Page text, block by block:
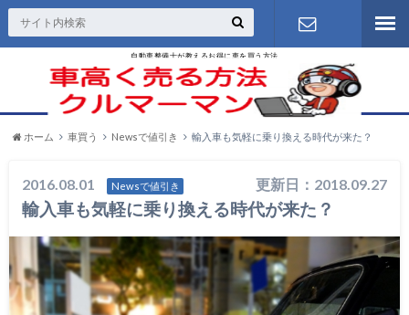
自動車整備士が教えるお得に車を買う方法
お問い合わ
せ
ホーム 車買う Newsで値引き 輸入車も気軽に乗り換える時代が来た？
2016.08.01 Newsで値引き 更新日：2018.09.27
輸入車も気軽に乗り換える時代が来た？